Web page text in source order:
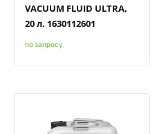
VACUUM FLUID ULTRA,
20 л. 1630112601
по запросу